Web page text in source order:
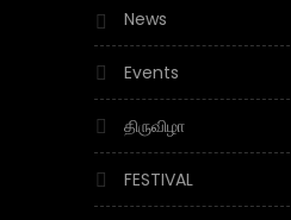
News
Events
திருவிழா
FESTIVAL